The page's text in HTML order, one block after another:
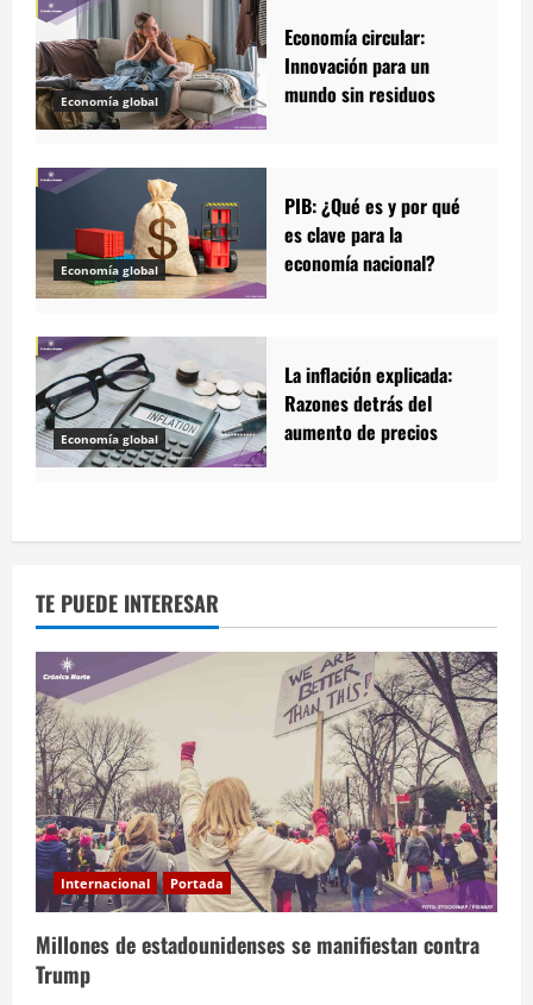
Economía global
Economía circular:
Innovación para un
mundo sin residuos
Economía global
PIB: ¿Qué es y por qué
es clave para la
economía nacional?
Economía global
La inflación explicada:
Razones detrás del
aumento de precios
TE PUEDE INTERESAR
Internacional Portada
Millones de estadounidenses se manifiestan contra
Trump